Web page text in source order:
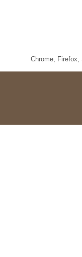
Chrome, Firefox,